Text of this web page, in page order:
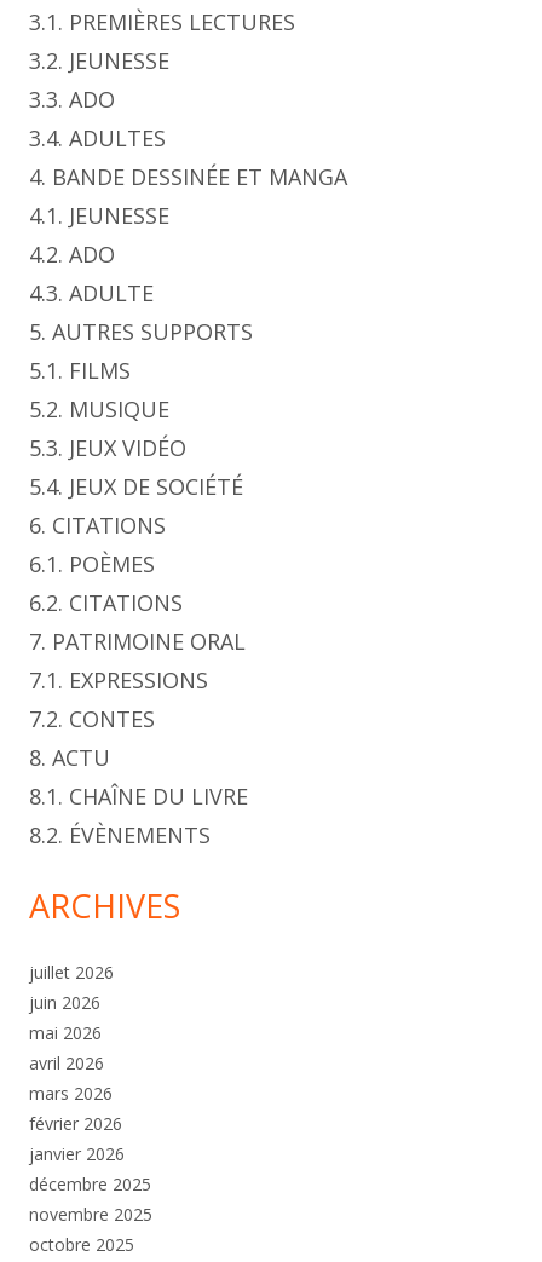
3.1. PREMIÈRES LECTURES
3.2. JEUNESSE
3.3. ADO
3.4. ADULTES
4. BANDE DESSINÉE ET MANGA
4.1. JEUNESSE
4.2. ADO
4.3. ADULTE
5. AUTRES SUPPORTS
5.1. FILMS
5.2. MUSIQUE
5.3. JEUX VIDÉO
5.4. JEUX DE SOCIÉTÉ
6. CITATIONS
6.1. POÈMES
6.2. CITATIONS
7. PATRIMOINE ORAL
7.1. EXPRESSIONS
7.2. CONTES
8. ACTU
8.1. CHAÎNE DU LIVRE
8.2. ÉVÈNEMENTS
ARCHIVES
juillet 2026
juin 2026
mai 2026
avril 2026
mars 2026
février 2026
janvier 2026
décembre 2025
novembre 2025
octobre 2025